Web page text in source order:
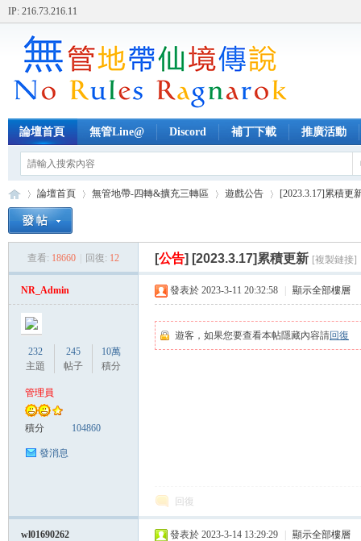
IP: 216.73.216.11
論壇首頁 無管Line@ Discord 補丁下載 推廣活動
論壇首頁 無管地帶-四轉&擴充三轉區
›
遊戲公告
›
[2023.3.17]累積更
查看: 18660 回復: 12 [公告] [2023.3.17]累積更新 [複製鏈接]
NR_Admin
232
主題
245
帖子
10萬
積分
管理員
積分 104860
發消息
發表於 2023-3-11 20:32:58 顯示全部樓層
遊客，如果您要查看本帖隱藏內容請回復
回復
wl01690262 發表於 2023-3-14 13:29:29 顯示全部樓層